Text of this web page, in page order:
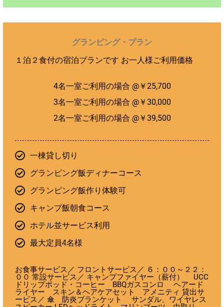
グランピング・プラン
１泊２食付の宿泊プランです お一人様ご利用価格
4名一室ご利用の場合 @￥25,700
3名一室ご利用の場合 @￥30,000
2名一室ご利用の場合 @￥39,500
一棟貸し切り
グランピング飯ディナーコース
グランピング飯作り体験可
キャンプ飯朝食コース
ホテル並サービス利用
最大定員4名様
お食事サービス／ フロントサービス／ ６：００～２２：
００ 常設サービス／ キャンプファイヤー（薪付） UCC
ドリップポッド・コーヒー BBQガスコンロ ヘアード
ライヤー スキン＆ヘアケアセット アメニティ 貸出サ
ービス／ 傘 防炎ブランケット サンダル、ワイヤレス